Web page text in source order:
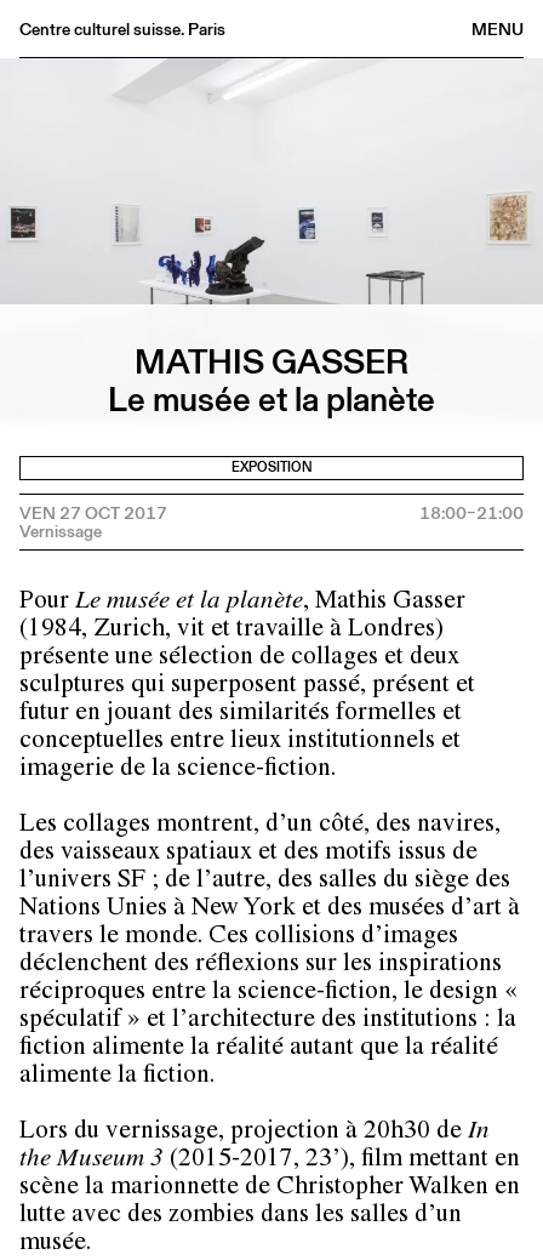
MENU
Centre culturel suisse. Paris
Médiathèque
Informations
MATHIS GASSER
Le musée et la planète
EXPOSITION
VEN 27 OCT 2017 18:00–21:00
Pour Le musée et la planète, Mathis Gasser
(1984, Zurich, vit et travaille à Londres)
présente une sélection de collages et deux
sculptures qui superposent passé, présent et
futur en jouant des similarités formelles et
conceptuelles entre lieux institutionnels et
imagerie de la science-fiction.
Les collages montrent, d’un côté, des navires,
des vaisseaux spatiaux et des motifs issus de
l’univers SF ; de l’autre, des salles du siège des
Nations Unies à New York et des musées d’art à
travers le monde. Ces collisions d’images
déclenchent des réflexions sur les inspirations
réciproques entre la science-fiction, le design «
spéculatif » et l’architecture des institutions : la
fiction alimente la réalité autant que la réalité
alimente la fiction.
Lors du vernissage, projection à 20h30 de In
the Museum 3 (2015-2017, 23’), film mettant en
scène la marionnette de Christopher Walken en
lutte avec des zombies dans les salles d’un
musée.